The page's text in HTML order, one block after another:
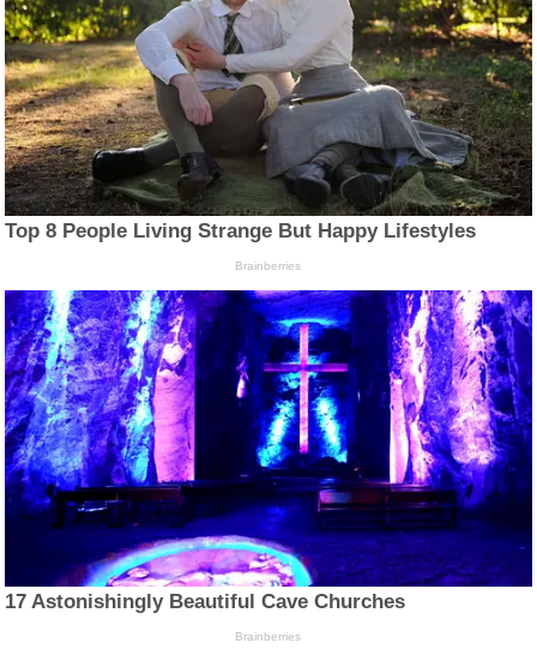
Top 8 People Living Strange But Happy Lifestyles
Brainberries
17 Astonishingly Beautiful Cave Churches
Brainberries